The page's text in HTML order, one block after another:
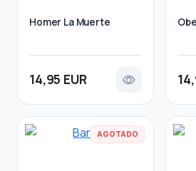
Homer La Muerte
14,95 EUR
AGOTADO